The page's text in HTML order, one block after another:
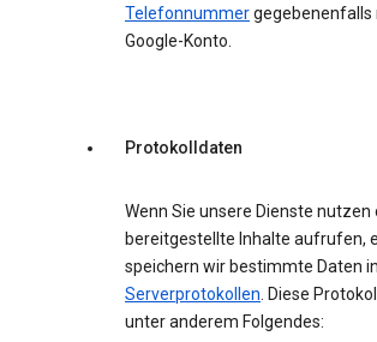
Telefonnummergegebenenfalls
Google-Konto.
Protokolldaten
Wenn Sie unsere Dienste nutzen
bereitgestellte Inhalte aufrufen,
speichern wir bestimmte Daten in
Serverprotokollen. Diese
unter anderem Folgendes: